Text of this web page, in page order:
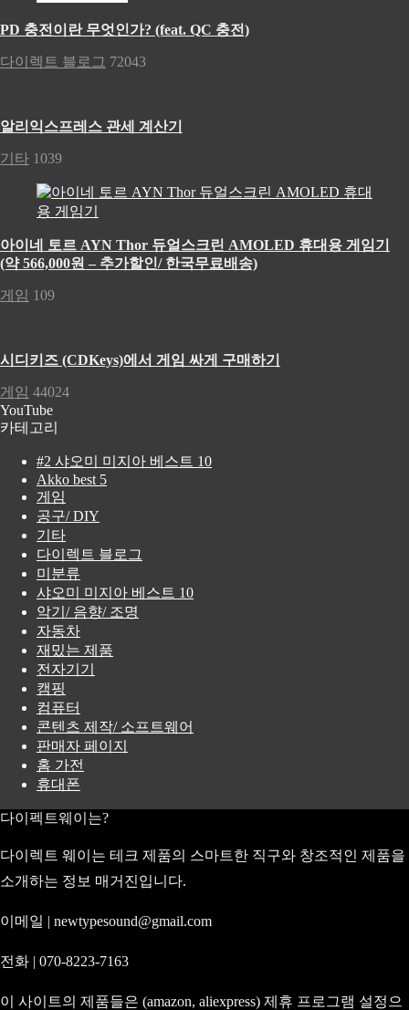
PD 충전이란 무엇인가? (feat. QC 충전)
다이렉트 블로그 72043
알리익스프레스 관세 계산기
기타 1039
아이네 토르 AYN Thor 듀얼스크린 AMOLED 휴대용 게임기
(약 566,000원 – 추가할인/ 한국무료배송)
게임 109
시디키즈 (CDKeys)에서 게임 싸게 구매하기
게임 44024
YouTube
카테고리
#2 샤오미 미지아 베스트 10
Akko best 5
게임
공구/ DIY
기타
다이렉트 블로그
미분류
샤오미 미지아 베스트 10
악기/ 음향/ 조명
자동차
재밌는 제품
전자기기
캠핑
컴퓨터
콘텐츠 제작/ 소프트웨어
판매자 페이지
홈 가전
휴대폰
다이펙트웨이는?
다이렉트 웨이는 테크 제품의 스마트한 직구와 창조적인 제품을
소개하는 정보 매거진입니다.
이메일 | newtypesound@gmail.com
전화 | 070-8223-7163
이 사이트의 제품들은 (amazon, aliexpress) 제휴 프로그램 설정으